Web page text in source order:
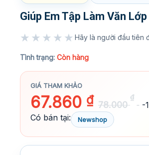
Giúp Em Tập Làm Văn Lớp
★★★★★ Hãy là người đầu tiên
Tình trạng: Còn hàng
GIÁ THAM KHẢO
67.860 ₫ 78.000
₫
-
Có bán tại:
Newshop